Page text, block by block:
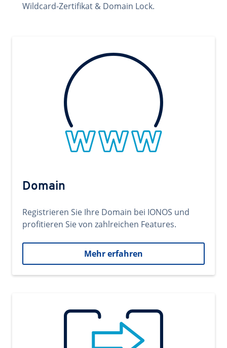
Wildcard-Zertifikat & Domain Lock.
Domain
Registrieren Sie Ihre Domain bei IONOS und
profitieren Sie von zahlreichen Features.
Mehr erfahren